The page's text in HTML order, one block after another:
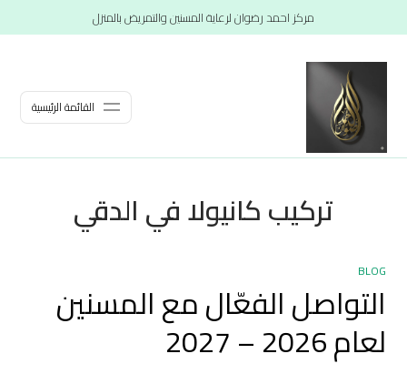
مركز احمد رضوان لرعاية المسنين والتمريض بالمنزل
القائمة الرئيسية
تركيب كانيولا في الدقي
BLOG
التواصل الفعّال مع المسنين
لعام 2026 – 2027